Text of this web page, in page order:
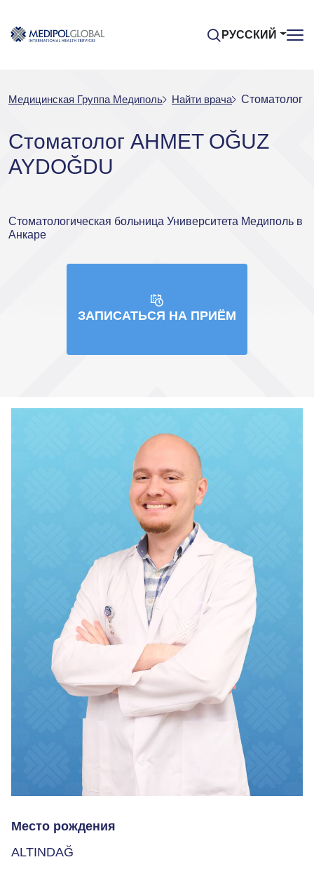
РУССКИЙ
Медицинская Группа Медиполь Найти врача Стоматолог
Стоматолог AHMET OĞUZ
AYDOĞDU
Стоматологическая больница Университета Медиполь в
Анкаре
ЗАПИСАТЬСЯ НА ПРИЁМ
Место рождения
ALTINDAĞ